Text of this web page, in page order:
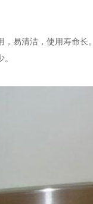
，易清洁，使用寿命